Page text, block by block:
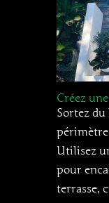
Créez
Sortez
périmètre
Utilisez
pour
terrasse,